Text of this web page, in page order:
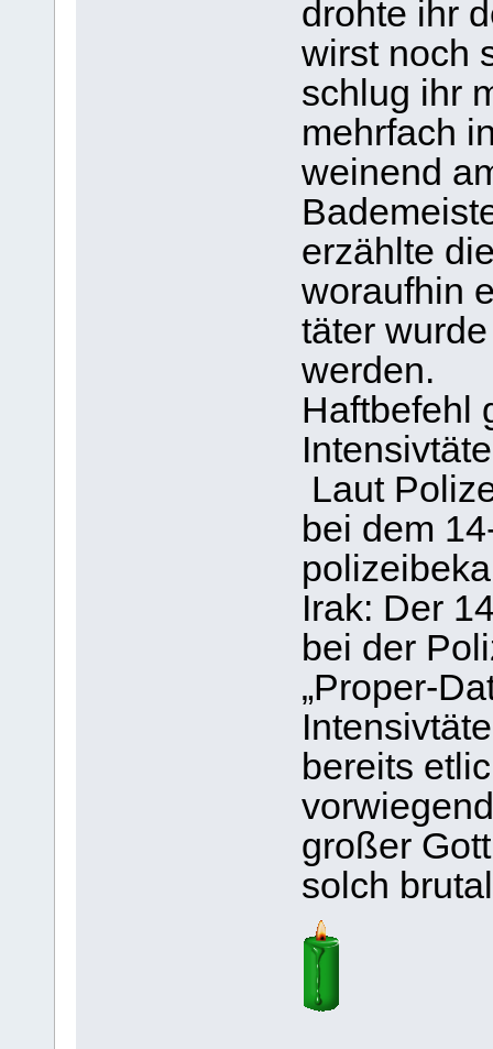
drohte ihr
wirst noch
schlug ihr
mehrfach
weinend
erzählte
woraufhin
täter
werden.
Haftbefehl
Laut
bei dem
Irak: Der
bei der
„Proper-
bereits
großer
solch